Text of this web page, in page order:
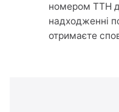
номером ТТН
надходженні
отримаєте